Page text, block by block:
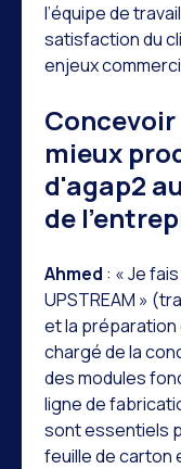
l’équipe de
satisfaction du
enjeux
mieux
d'agap2
de
Ahmed : « Je
UPSTREAM »
et la
chargé de la
des modules
ligne de
sont essentiels
feuille de carton